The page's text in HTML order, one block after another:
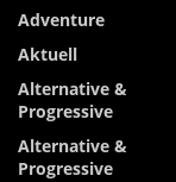
Adventure
Aktuell
Alternative &
Progressive
Alternative &
Progressive